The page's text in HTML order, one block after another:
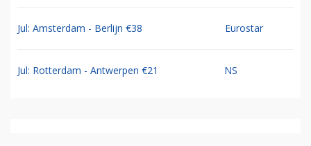
Jul: Amsterdam - Berlijn €38 Eurostar
Jul: Rotterdam - Antwerpen €21 NS